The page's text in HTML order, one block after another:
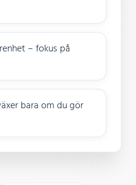
– fokus på
bara om du gör